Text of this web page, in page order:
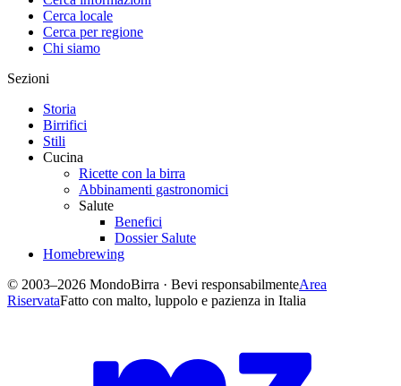
Cerca locale
Cerca per regione
Chi siamo
Sezioni
Storia
Birrifici
Stili
Cucina
Ricette con la birra
Abbinamenti gastronomici
Salute
Benefici
Dossier Salute
Homebrewing
© 2003–2026 MondoBirra · Bevi responsabilmenteArea
RiservataFatto con malto, luppolo e pazienza in Italia